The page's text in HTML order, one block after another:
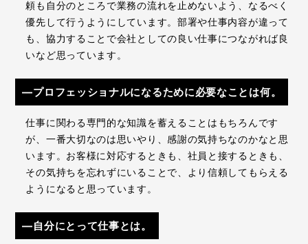
頼も自分のところで業務の流れを止めないよう、なるべく
優先して行うようにしています。部署や仕事内容が違って
も、協力することで会社としての良い仕事につながれば良
いなど思っています。
―プロフェッショナルになるために必要なことは何。
仕事に関わる専門的な知識を蓄えることはもちろんです
が、一番大切なのは思いやり、感謝の気持ちなのかなと思
います。お客様に対応するときも、社員と接するときも、
その気持ちを忘れずにいることで、より信頼してもらえる
ようになると思っています。
―自分にとって仕事とは。